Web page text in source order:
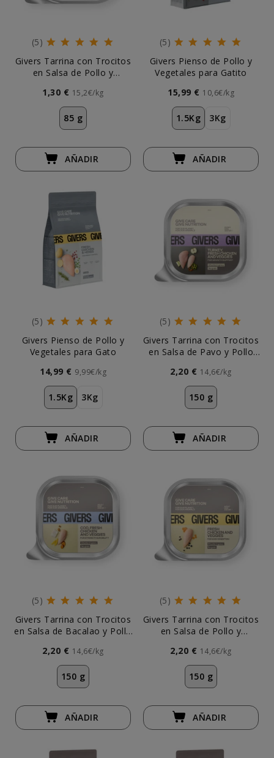
(5)
Givers Tarrina con Trocitos
en Salsa de Pollo y
1,30 € 15,2€/kg
85 g
AÑADIR
(5)
Givers Pienso de Pollo y
Vegetales para Gatito
15,99 € 10,6€/kg
1.5Kg 3Kg
AÑADIR
(5)
Givers Pienso de Pollo y
Vegetales para Gato
14,99 € 9,99€/kg
1.5Kg 3Kg
AÑADIR
(5)
Givers Tarrina con Trocitos
en Salsa de Pavo y Pollo
2,20 € 14,6€/kg
150 g
AÑADIR
(5)
Givers Tarrina con Trocitos
en Salsa de Bacalao y Pollo
2,20 € 14,6€/kg
150 g
AÑADIR
(5)
Givers Tarrina con Trocitos
en Salsa de Pollo y
2,20 € 14,6€/kg
150 g
AÑADIR